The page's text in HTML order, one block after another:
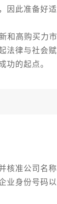
因此准备好
高购买力市
法律与社会
功的起点。
核准公司名
业身份号码